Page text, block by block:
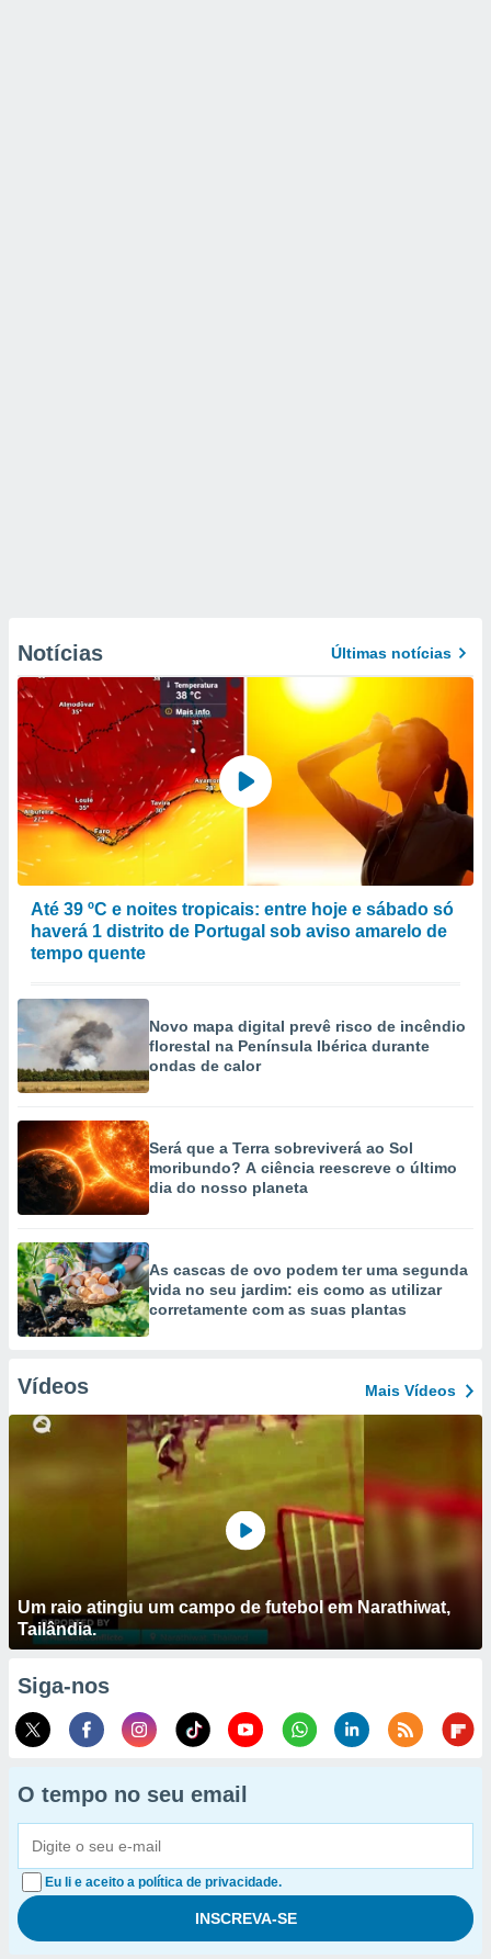
Notícias Últimas notícias
Até 39 ºC e noites tropicais: entre hoje e sábado só
haverá 1 distrito de Portugal sob aviso amarelo de
tempo quente
Novo mapa digital prevê risco de incêndio
florestal na Península Ibérica durante
ondas de calor
Será que a Terra sobreviverá ao Sol
moribundo? A ciência reescreve o último
dia do nosso planeta
As cascas de ovo podem ter uma segunda
vida no seu jardim: eis como as utilizar
corretamente com as suas plantas
Vídeos Mais Vídeos
Um raio atingiu um campo de futebol em Narathiwat,
Tailândia.
Siga-nos
O tempo no seu email
Eu li e aceito a política de privacidade.